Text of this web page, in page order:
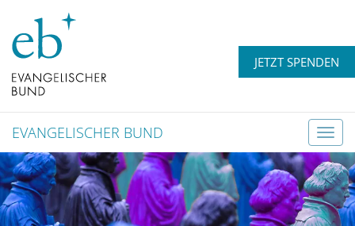
JETZT SPENDEN
T
o
g
g
l
EVANGELISCHER BUND